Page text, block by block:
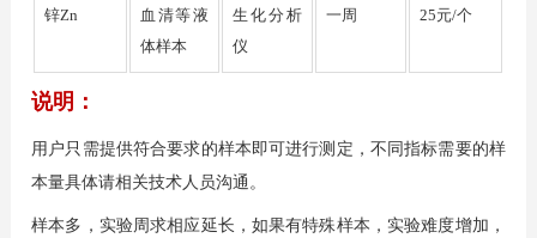
锌Zn
血清等液
体样本
生化分析
仪
一周 25元/个
说明：
用户只需提供符合要求的样本即可进行测定，不同指标需要的样
本量具体请相关技术人员沟通。
样本多，实验周求相应延长，如果有特殊样本，实验难度增加，